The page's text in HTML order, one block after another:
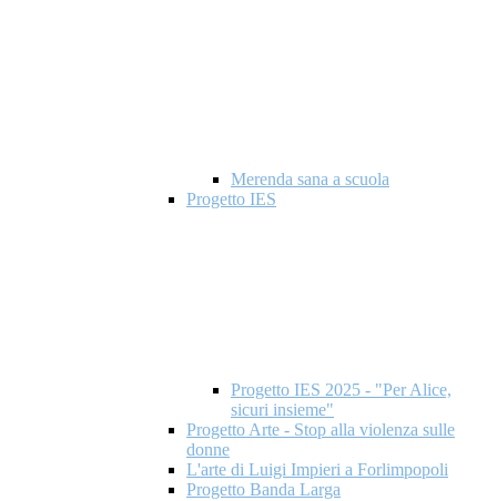
Merenda sana a scuola
Progetto IES
Progetto IES 2025 - "Per Alice,
sicuri insieme"
Progetto Arte - Stop alla violenza sulle
donne
L'arte di Luigi Impieri a Forlimpopoli
Progetto Banda Larga